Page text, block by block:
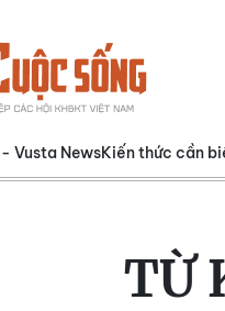
Vusta NewsKiến thức cần
TỪ